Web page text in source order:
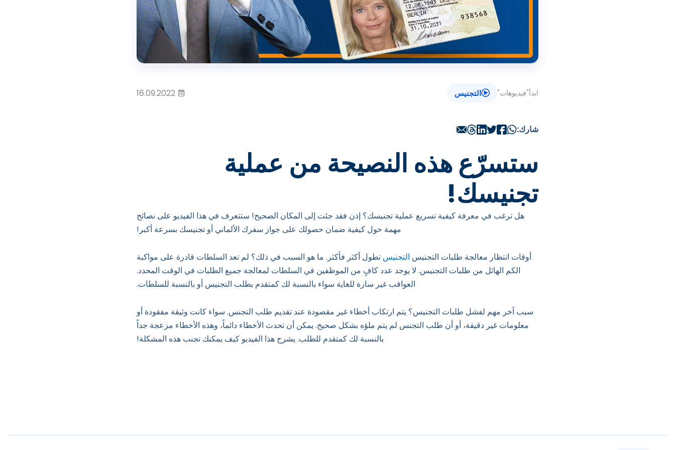
ابدأ"فيديوهات" التجنيس 16.09.2022
شارك:
ستسرّع هذه النصيحة من عملية
تجنيسك!
هل ترغب في معرفة كيفية تسريع عملية تجنيسك؟ إذن فقد جئت إلى المكان الصحيح! ستتعرف في هذا الفيديو على نصائح
مهمة حول كيفية ضمان حصولك على جواز سفرك الألماني أو تجنيسك بسرعة أكبر!
أوقات انتظار معالجة طلبات التجنيس التجنيس تطول أكثر فأكثر. ما هو السبب في ذلك؟ لم تعد السلطات قادرة على مواكبة
الكم الهائل من طلبات التجنيس. لا يوجد عدد كافٍ من الموظفين في السلطات لمعالجة جميع الطلبات في الوقت المحدد.
العواقب غير سارة للغاية سواء بالنسبة لك كمتقدم بطلب التجنيس أو بالنسبة للسلطات.
سبب آخر مهم لفشل طلبات التجنيس؟ يتم ارتكاب أخطاء غير مقصودة عند تقديم طلب التجنس. سواء كانت وثيقة مفقودة أو
معلومات غير دقيقة، أو أن طلب التجنس لم يتم ملؤه بشكل صحيح. يمكن أن تحدث الأخطاء دائماً، وهذه الأخطاء مزعجة جداً
بالنسبة لك كمتقدم للطلب. يشرح هذا الفيديو كيف يمكنك تجنب هذه المشكلة!